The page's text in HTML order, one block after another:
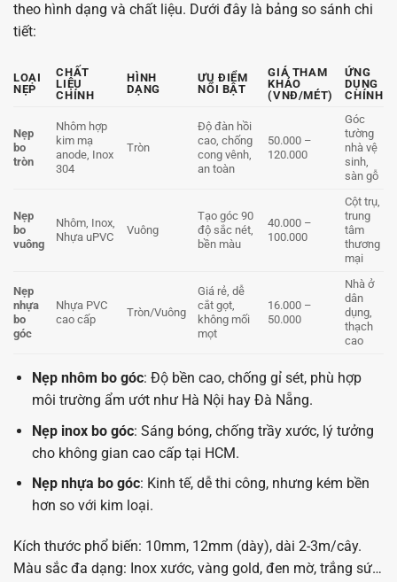
theo hình dạng và chất liệu. Dưới đây là bảng so sánh chi
tiết:
LOẠI
NẸP
CHẤT
LIỆU
CHÍNH
HÌNH
DẠNG
ƯU ĐIỂM
NỔI BẬT
GIÁ THAM
KHẢO
(VNĐ/MÉT)
ỨNG
DỤNG
CHÍNH
Nẹp
bo
tròn
Nhôm hợp
kim mạ
anode, Inox
304
Tròn
Độ đàn hồi
cao, chống
cong vênh,
an toàn
50.000 –
120.000
Góc
tường
nhà vệ
sinh,
sàn gỗ
Nẹp
bo
vuông
Nhôm, Inox,
Nhựa uPVC
Vuông
Tạo góc 90
độ sắc nét,
bền màu
40.000 –
100.000
Cột trụ,
trung
tâm
thương
mại
Nẹp
nhựa
bo
góc
Nhựa PVC
cao cấp
Tròn/Vuông
Giá rẻ, dễ
cắt gọt,
không mối
mọt
16.000 –
50.000
Nhà ở
dân
dụng,
thạch
cao
Nẹp nhôm bo góc: Độ bền cao, chống gỉ sét, phù hợp
môi trường ẩm ướt như Hà Nội hay Đà Nẵng.
Nẹp inox bo góc: Sáng bóng, chống trầy xước, lý tưởng
cho không gian cao cấp tại HCM.
Nẹp nhựa bo góc: Kinh tế, dễ thi công, nhưng kém bền
hơn so với kim loại.
Kích thước phổ biến: 10mm, 12mm (dày), dài 2-3m/cây.
Màu sắc đa dạng: Inox xước, vàng gold, đen mờ, trắng sứ…